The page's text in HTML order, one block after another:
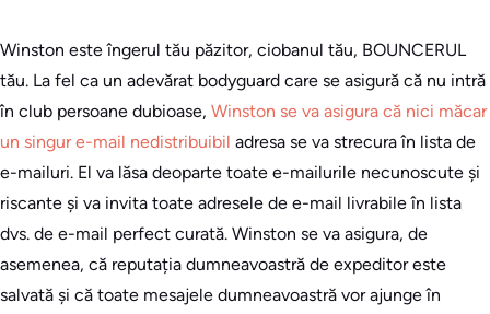
Winston este îngerul tău păzitor, ciobanul tău, BOUNCERUL
tău. La fel ca un adevărat bodyguard care se asigură că nu intră
în club persoane dubioase, Winston se va asigura că nici măcar
un singure-mail nedistribuibil adresa se va strecura în lista de
e-mailuri. El va lăsa deoparte toate e-mailurile necunoscute și
riscante și va invita toate adresele de e-mail livrabile în lista
dvs. de e-mail perfect curată. Winston se va asigura, de
asemenea, că reputația dumneavoastră de expeditor este
salvată și că toate mesajele dumneavoastră vor ajunge în